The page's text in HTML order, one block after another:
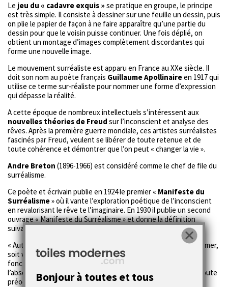
Le jeu du « cadavre exquis » se pratique en groupe, le principe
est très simple. Il consiste à dessiner sur une feuille un dessin, puis
on plie le papier de façon à ne faire apparaître qu’une partie du
dessin pour que le voisin puisse continuer. Une fois déplié, on
obtient un montage d’images complètement discordantes qui
forme une nouvelle image.
Le mouvement surréaliste est apparu en France au XXe siècle. Il
doit son nom au poète français Guillaume Apollinaireen 1917 qui
utilise ce terme sur-réaliste pour nommer une forme d’expression
qui dépasse la réalité.
A cette époque de nombreux intellectuels s’intéressent aux
nouvelles théories de Freud sur l’inconscient et analyse des
rêves. Après la première guerre mondiale, ces artistes surréalistes
fascinés par Freud, veulent se libérer de toute retenue et de
toute cohérence et démontrer que l’on peut « changer la vie ».
Andre Breton (1896-1966) est considéré comme le chef de file du
surréalisme.
Ce poète et écrivain publie en 1924 le premier « Manifeste du
Surréalisme» où il vante l’exploration poétique de l’inconscient
en revalorisant le rêve te l’imaginaire. En 1930 il publie un second
ouvrage « Manifeste du Surréalisme » et donne la définition
suivante du surréalisme :
« Automatisme psychisme pur par lequel on se propose d’exprimer,
soit verbalement, soit par écrit, soit de tout autre manière le
fonctionnement réel de la pensée. Dictée de la pensée en
l’absence de tout contrôle exercé par la raison en dehors de toute
préoccupation esthétique ou morale. »
Bonjour à toutes et tous